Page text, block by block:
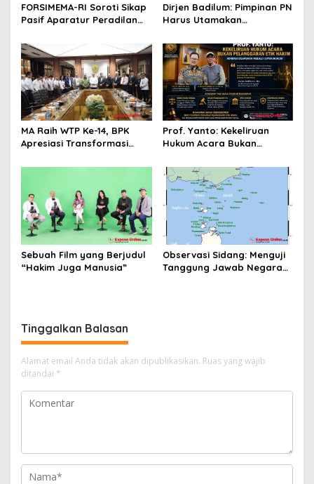
FORSIMEMA-RI Soroti Sikap
Pasif Aparatur Peradilan
Diri Hanya Memperburuk
Citra Lembaga
Dirjen Badilum: Pimpinan PN
Harus Utamakan
Pribadi
MA Raih WTP Ke-14, BPK
Apresiasi Transformasi
Prof. Yanto: Kekeliruan
Hukum Acara Bukan
Koreksi Dilakukan Melalui
Upaya Hukum
Sebuah Film yang Berjudul
“Hakim Juga Manusia”
Observasi Sidang: Menguji
Tanggung Jawab Negara
Tinggalkan Balasan
Alamat email Anda tidak akan dipublikasikan. Ruas yang wajib
ditandai *